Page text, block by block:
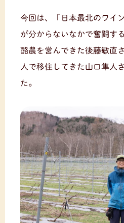
今回は、「日本最北のワイ
が分からないなかで奮闘す
酪農を営んできた後藤敏直
人で移住してきた山口隼人
た。